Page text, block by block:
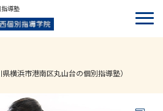
指導塾
県横浜市港南区丸山台の個別指導塾）